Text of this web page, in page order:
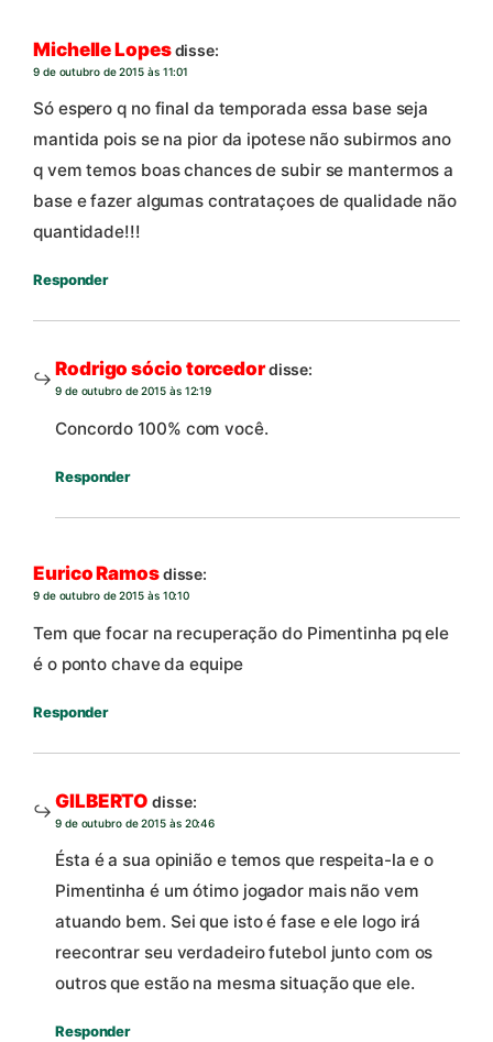
Michelle Lopesdisse:
9 de outubro de 2015 às 11:01
Só espero q no final da temporada essa base seja
mantida pois se na pior da ipotese não subirmos ano
q vem temos boas chances de subir se mantermos a
base e fazer algumas contrataçoes de qualidade não
quantidade!!!
Responder
Rodrigo sócio torcedordisse:
9 de outubro de 2015 às 12:19
Concordo 100% com você.
Responder
Eurico Ramosdisse:
9 de outubro de 2015 às 10:10
Tem que focar na recuperação do Pimentinha pq ele
é o ponto chave da equipe
Responder
GILBERTO disse:
9 de outubro de 2015 às 20:46
Ésta é a sua opinião e temos que respeita-la e o
Pimentinha é um ótimo jogador mais não vem
atuando bem. Sei que isto é fase e ele logo irá
reecontrar seu verdadeiro futebol junto com os
outros que estão na mesma situação que ele.
Responder